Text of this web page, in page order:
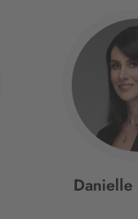
Danielle